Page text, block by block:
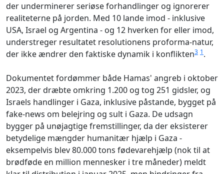
der underminerer seriøse forhandlinger og ignorerer
realiteterne på jorden. Med 10 lande imod - inklusive
USA, Israel og Argentina - og 12 hverken for eller imod,
understreger resultatet resolutionens proforma-natur,
der ikke ændrer den faktiske dynamik i konflikten3 1.
Dokumentet fordømmer både Hamas' angreb i oktober
2023, der dræbte omkring 1.200 og tog 251 gidsler, og
Israels handlinger i Gaza, inklusive påstande, bygget på
fake-news om belejring og sult i Gaza. De udsagn
bygger på unøjagtige fremstillinger, da der eksisterer
betydelige mængder humanitær hjælp i Gaza -
eksempelvis blev 80.000 tons fødevarehjælp (nok til at
brødføde en million mennesker i tre måneder) meldt